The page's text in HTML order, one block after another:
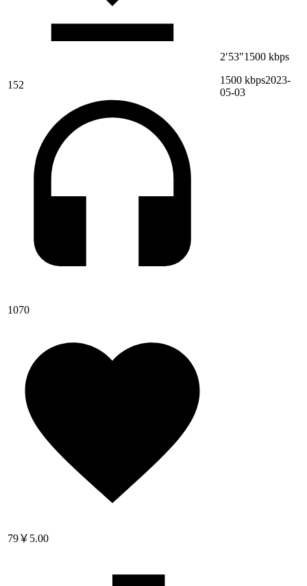
152
1070
79￥5.00
2′53″1500 kbps
1500 kbps2023-
05-03